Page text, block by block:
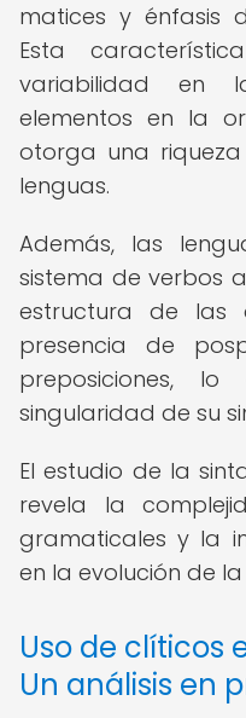
matices y énfasis
Esta
variabilidad en
elementos en la
otorga una
lenguas.
Además, las
sistema de verbos
estructura de las
presencia de
preposiciones,
singularidad de su
El estudio de la
revela la
gramaticales y la
en la evolución de
Uso de clíticos
Un análisis en